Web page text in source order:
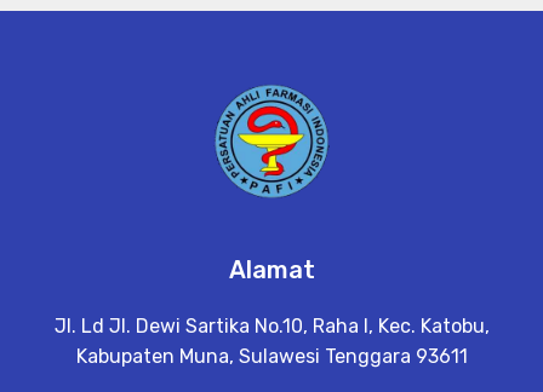
Alamat
Jl. Ld Jl. Dewi Sartika No.10, Raha I, Kec. Katobu,
Kabupaten Muna, Sulawesi Tenggara 93611